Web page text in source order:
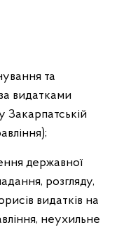
та
видатками
Закарпатській
державної
розгляду,
видатків на
неухильне